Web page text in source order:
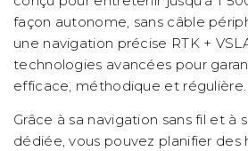
façon autonome, sans câble
une navigation précise RTK +
technologies avancées pour
efficace, méthodique et régulière.
Grâce à sa navigation sans fil et à
dédiée, vous pouvez planifier des